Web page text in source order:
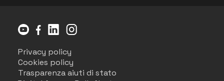
Privacy policy
Cookies policy
Trasparenza aiuti di stato